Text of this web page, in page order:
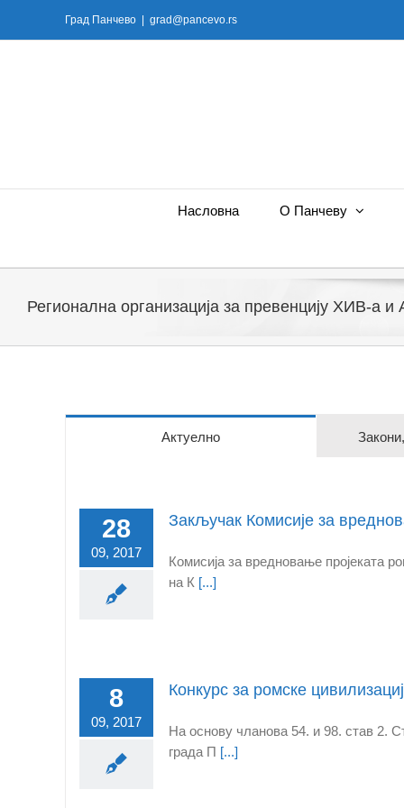
Град Панчево grad@pancevo.rs
Насловна О Панчеву
Регионална организација за превенцију ХИВ-
Актуелно
28
09, 2017
Закључак Комисије за
Комисија за вредновање пројеката
на К [...]
8
09, 2017
Конкурс за ромске
На основу чланова 54. и 98. став 2.
града П [...]